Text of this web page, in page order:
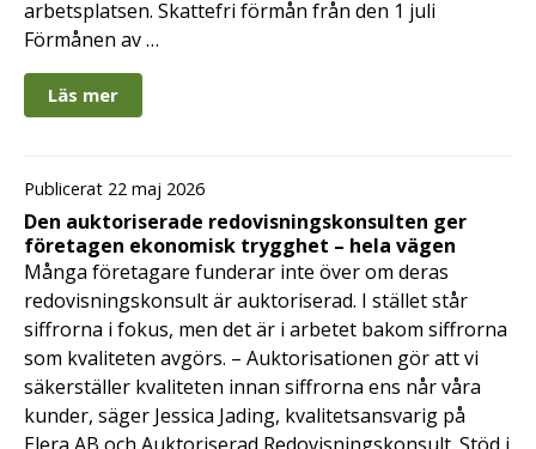
arbetsplatsen. Skattefri förmån från den 1 juli
Förmånen av …
Läs mer
Publicerat 22 maj 2026
Den auktoriserade redovisningskonsulten ger
företagen ekonomisk trygghet – hela vägen
Många företagare funderar inte över om deras
redovisningskonsult är auktoriserad. I stället står
siffrorna i fokus, men det är i arbetet bakom siffrorna
som kvaliteten avgörs. – Auktorisationen gör att vi
säkerställer kvaliteten innan siffrorna ens når våra
kunder, säger Jessica Jading, kvalitetsansvarig på